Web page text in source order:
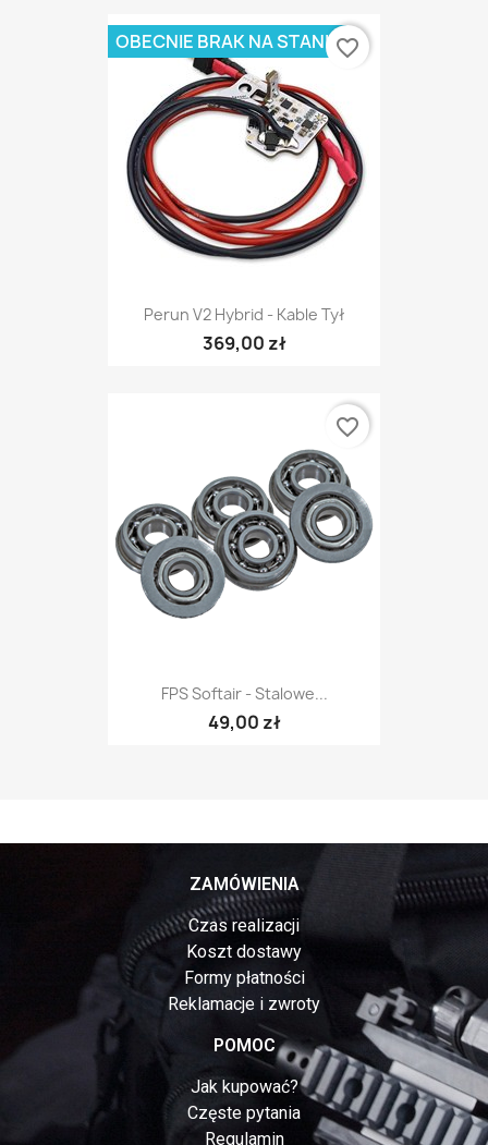
Perun V2 Hybrid - Kable Tył
369,00 zł
OBECNIE BRAK NA STANIEfavorite_border
FPS Softair - Stalowe...
49,00 zł
favorite_border
ZAMÓWIENIA
Czas realizacji
Koszt dostawy
Formy płatności
Reklamacje i zwroty
POMOC
Jak kupować?
Częste pytania
Regulamin